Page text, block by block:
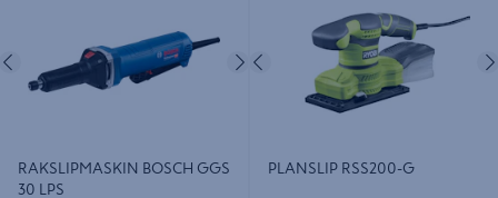
Föregående Nästa
RAKSLIPMASKIN BOSCH GGS
30 LPS
Föregående
PLANSLIP RSS200-G